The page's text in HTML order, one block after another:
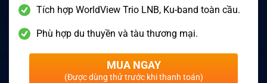
Tích hợp WorldView Trio LNB, Ku-band toàn cầu.
Phù hợp du thuyền và tàu thương mại.
MUA NGAY
(Được dùng thử trước khi thanh toán)